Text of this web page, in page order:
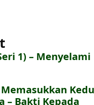
1) – Menyelami
– Bakti Kepada